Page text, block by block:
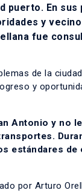
En sus
y
fue
de la
y
Antonio y no
estándares
por Arturo